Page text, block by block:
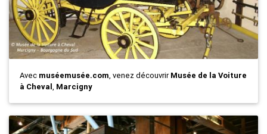
Avec muséemusée.com, venez découvrirMusée de la Voiture
à Cheval, Marcigny